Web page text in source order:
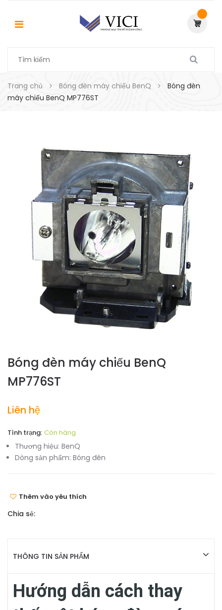
Trang chủ Bóng đèn máy chiếu BenQ
Bóng đèn
máy chiếu BenQ MP776ST
Bóng đèn máy chiếu BenQ
MP776ST
Liên hệ
Tình trạng: Còn hàng
Thương hiệu: BenQ
Dòng sản phẩm: Bóng đèn
Thêm vào yêu thích
Chia sẻ:
THÔNG TIN SẢN PHẨM
Hướng dẫn cách thay